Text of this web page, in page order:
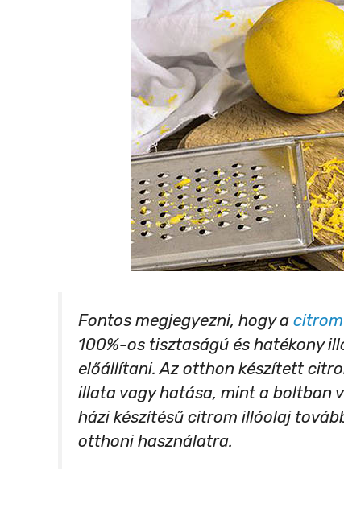
Fontos megjegyezni, hogy a
100%-os tisztaságú és hatékony
előállítani. Az otthon készített
illata vagy hatása, mint a boltban
házi készítésű citrom illóolaj
otthoni használatra.